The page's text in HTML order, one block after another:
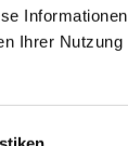
Informationen
Ihrer Nutzung